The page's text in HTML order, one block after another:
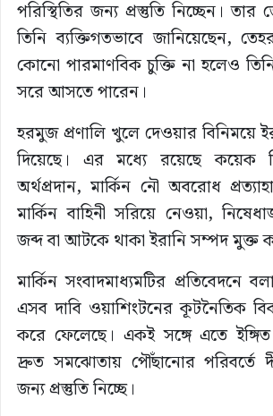
পরিস্থিতির জন্য প্রস্তুতি নিচ্ছেন। তার
তিনি ব্যক্তিগতভাবে জানিয়েছেন,
কোনো পারমাণবিক চুক্তি না হলেও
সরে আসতে পারেন।
হরমুজ প্রণালি খুলে দেওয়ার বিনিময়ে
দিয়েছে। এর মধ্যে রয়েছে কয়েক
অর্থপ্রদান, মার্কিন নৌ অবরোধ
মার্কিন বাহিনী সরিয়ে নেওয়া,
জব্দ বা আটকে থাকা ইরানি সম্পদ মুক্ত
মার্কিন সংবাদমাধ্যমটির প্রতিবেদনে
এসব দাবি ওয়াশিংটনের কূটনৈতিক
করে ফেলেছে। একই সঙ্গে এতে
দ্রুত সমঝোতায় পৌঁছানোর পরিবর্তে
জন্য প্রস্তুতি নিচ্ছে।